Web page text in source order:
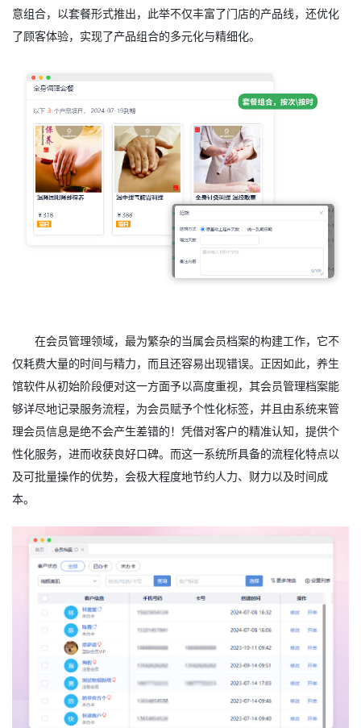
意组合，以套餐形式推出，此举不仅丰富了门店的产品线，还优化
了顾客体验，实现了产品组合的多元化与精细化。
在会员管理领域，最为繁杂的当属会员档案的构建工作，它不
仅耗费大量的时间与精力，而且还容易出现错误。正因如此，养生
馆软件从初始阶段便对这一方面予以高度重视，其会员管理档案能
够详尽地记录服务流程，为会员赋予个性化标签，并且由系统来管
理会员信息是绝不会产生差错的！凭借对客户的精准认知，提供个
性化服务，进而收获良好口碑。而这一系统所具备的流程化特点以
及可批量操作的优势，会极大程度地节约人力、财力以及时间成
本。